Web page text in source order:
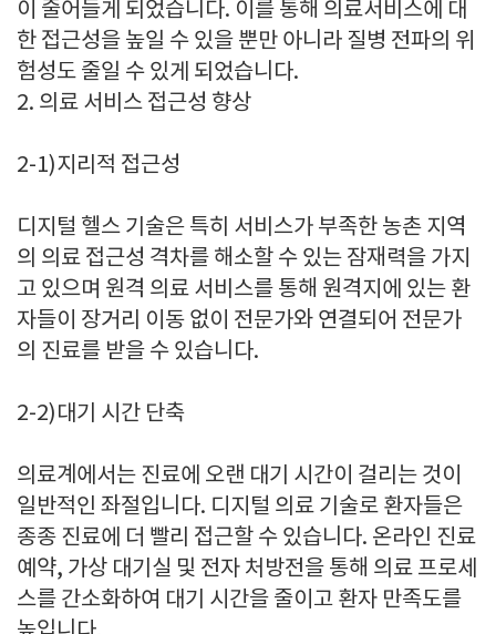
이 줄어들게 되었습니다. 이를 통해 의료서비스에 대
한 접근성을 높일 수 있을 뿐만 아니라 질병 전파의 위
험성도 줄일 수 있게 되었습니다.
2. 의료 서비스 접근성 향상
2-1)지리적 접근성
디지털 헬스 기술은 특히 서비스가 부족한 농촌 지역
의 의료 접근성 격차를 해소할 수 있는 잠재력을 가지
고 있으며 원격 의료 서비스를 통해 원격지에 있는 환
자들이 장거리 이동 없이 전문가와 연결되어 전문가
의 진료를 받을 수 있습니다.
2-2)대기 시간 단축
의료계에서는 진료에 오랜 대기 시간이 걸리는 것이
일반적인 좌절입니다. 디지털 의료 기술로 환자들은
종종 진료에 더 빨리 접근할 수 있습니다. 온라인 진료
예약, 가상 대기실 및 전자 처방전을 통해 의료 프로세
스를 간소화하여 대기 시간을 줄이고 환자 만족도를